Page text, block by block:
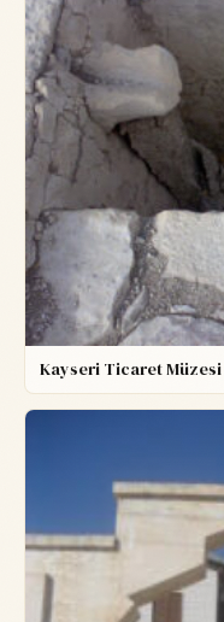
Kayseri Ticaret Müzesi